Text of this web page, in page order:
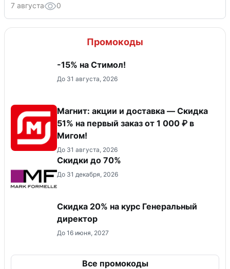
7 августа 0
Промокоды
-15% на Стимол!
До 31 августа, 2026
Магнит: акции и доставка — Скидка
51% на первый заказ от 1 000 ₽ в
Мигом!
До 31 августа, 2026
Скидки до 70%
До 31 декабря, 2026
Скидка 20% на курс Генеральный
директор
До 16 июня, 2027
Все промокоды